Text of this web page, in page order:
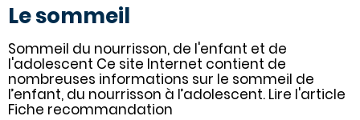
Le sommeil
Sommeil du nourrisson, de l'enfant et de
l'adolescent Ce site Internet contient de
nombreuses informations sur le sommeil de
l’enfant, du nourrisson à l’adolescent. Lire l'article
Fiche recommandation